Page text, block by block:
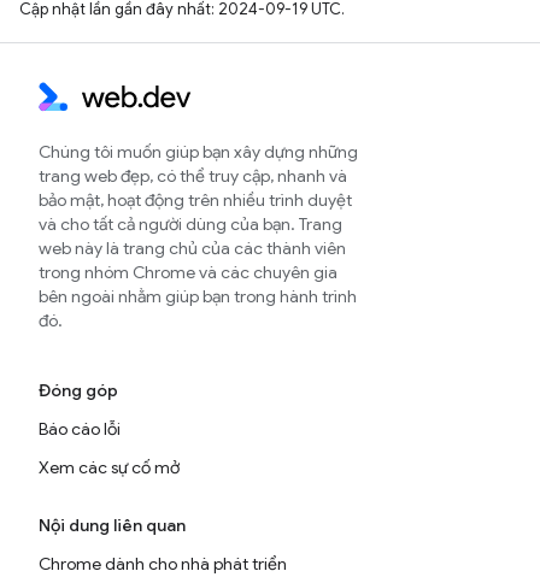
Cập nhật lần gần đây nhất: 2024-09-19 UTC.
Chúng tôi muốn giúp bạn xây dựng những
trang web đẹp, có thể truy cập, nhanh và
bảo mật, hoạt động trên nhiều trình duyệt
và cho tất cả người dùng của bạn. Trang
web này là trang chủ của các thành viên
trong nhóm Chrome và các chuyên gia
bên ngoài nhằm giúp bạn trong hành trình
đó.
Đóng góp
Báo cáo lỗi
Xem các sự cố mở
Nội dung liên quan
Chrome dành cho nhà phát triển